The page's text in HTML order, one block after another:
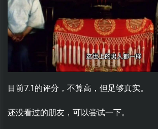
目前7.1的评分，不算高，但足够真实。
还没看过的朋友，可以尝试一下。